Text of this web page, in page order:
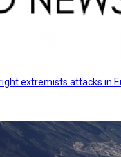
extremists attacks in